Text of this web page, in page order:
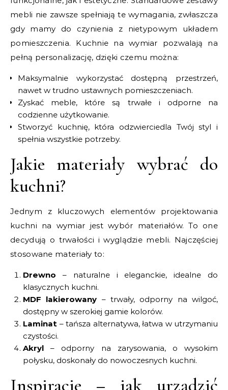
mebli nie zawsze spełniają te wymagania, zwłaszcza
gdy mamy do czynienia z nietypowym układem
pomieszczenia. Kuchnie na wymiar pozwalają na
pełną personalizację, dzięki czemu można:
Maksymalnie wykorzystać dostępną przestrzeń,
nawet w trudno ustawnych pomieszczeniach.
Zyskać meble, które są trwałe i odporne na
codzienne użytkowanie.
Stworzyć kuchnię, która odzwierciedla Twój styl i
spełnia wszystkie potrzeby.
Jakie materiały wybrać do
kuchni?
Jednym z kluczowych elementów projektowania
kuchni na wymiar jest wybór materiałów. To one
decydują o trwałości i wyglądzie mebli. Najczęściej
stosowane materiały to:
Drewno – naturalne i eleganckie, idealne do
klasycznych kuchni.
MDF lakierowany – trwały, odporny na wilgoć,
dostępny w szerokiej gamie kolorów.
Laminat – tańsza alternatywa, łatwa w utrzymaniu
czystości.
Akryl – odporny na zarysowania, o wysokim
połysku, doskonały do nowoczesnych kuchni.
Inspiracje – jak urządzić